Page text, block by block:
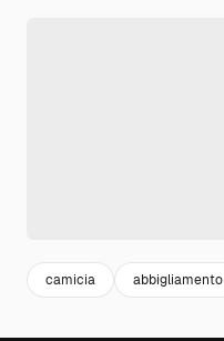
camicia abbigliamento